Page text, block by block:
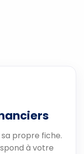
propre fiche.
à votre